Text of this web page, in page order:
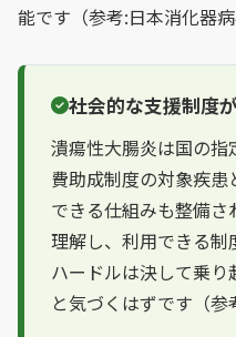
能です（参考:日本消化器病
社会的な支援制度
潰瘍性大腸炎は国の指
費助成制度の対象疾
できる仕組みも整備さ
理解し、利用できる制
ハードルは決して乗
と気づくはずです（参